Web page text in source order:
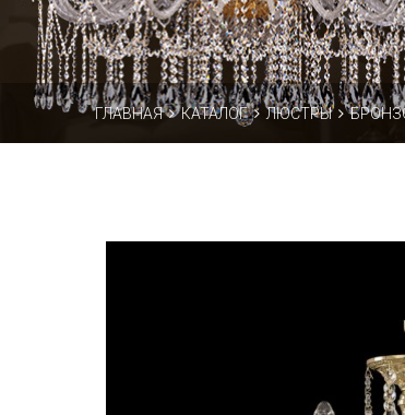
ГЛАВНАЯ КАТАЛОГ ЛЮСТРЫ